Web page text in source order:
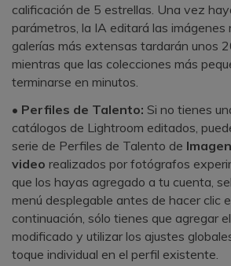
calificación de 5 estrellas.󠀲󠀡󠀠󠀦󠀣󠀩󠀣󠀢󠀨󠀳󠀰 Una vez
parámetros, la IA editará las imágenes
galerías más extensas tardarán unos
mientras que las colecciones más
terminarse en minutos.󠀲󠀡󠀠󠀦󠀣󠀩󠀣󠀣󠀠󠀳
• Perfiles de Talento: Si no tienes
catálogos de Lightroom editados,
serie de Perfiles de Talento de
video realizados por fotógrafos
que los hayas agregado a tu cuenta,
menú desplegable antes de hacer clic
continuación, sólo tienes que agregar
modificado y utilizar los ajustes
toque individual en el perfil existente.󠀲󠀡󠀠󠀦󠀣󠀩󠀣󠀣󠀣󠀳